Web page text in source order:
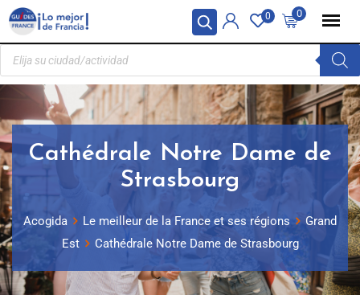
Panel de gestión de cookies 0
0
Cathédrale Notre Dame de
Strasbourg
Acogida Le meilleur de la France et ses régions
Grand
Est
Cathédrale Notre Dame de Strasbourg